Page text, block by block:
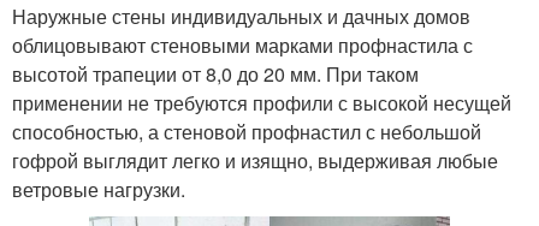
Наружные стены индивидуальных и дачных домов
облицовывают стеновыми марками профнастила с
высотой трапеции от 8,0 до 20 мм. При таком
применении не требуются профили с высокой несущей
способностью, а стеновой профнастил с небольшой
гофрой выглядит легко и изящно, выдерживая любые
ветровые нагрузки.